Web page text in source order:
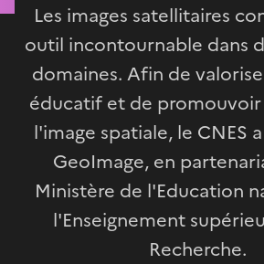
Les images satellitaires
outil incontournable dans
domaines. Afin de
éducatif et de promouvoir
l'image spatiale, le CNES
GeoImage, en
Ministère de l'Education
l'Enseignement
Recherche.